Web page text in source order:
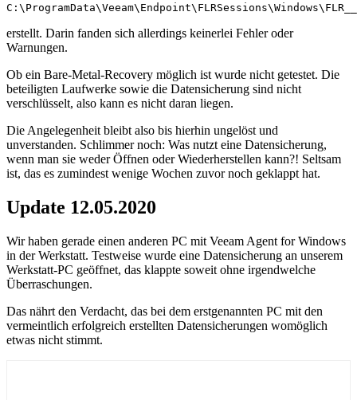
erstellt. Darin fanden sich allerdings keinerlei Fehler oder
Warnungen.
Ob ein Bare-Metal-Recovery möglich ist wurde nicht getestet. Die
beteiligten Laufwerke sowie die Datensicherung sind nicht
verschlüsselt, also kann es nicht daran liegen.
Die Angelegenheit bleibt also bis hierhin ungelöst und
unverstanden. Schlimmer noch: Was nutzt eine Datensicherung,
wenn man sie weder Öffnen oder Wiederherstellen kann?! Seltsam
ist, das es zumindest wenige Wochen zuvor noch geklappt hat.
Update 12.05.2020
Wir haben gerade einen anderen PC mit Veeam Agent for Windows
in der Werkstatt. Testweise wurde eine Datensicherung an unserem
Werkstatt-PC geöffnet, das klappte soweit ohne irgendwelche
Überraschungen.
Das nährt den Verdacht, das bei dem erstgenannten PC mit den
vermeintlich erfolgreich erstellten Datensicherungen womöglich
etwas nicht stimmt.